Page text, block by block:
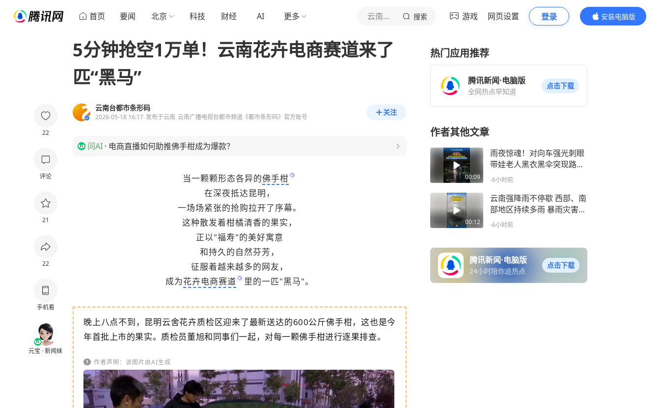
首页 要闻 北京 科技 财经 AI 更多 云南台都市条形码 搜索 游戏 网页设置 登录
安装电脑版
内容更精彩
22
评论
21
22
手机看
元宝 · 新闻妹
5分钟抢空1万单！云南花卉电商赛道来了
匹“黑马”
云南台都市条形码
2026-05-18 16:17 发布于云南 云南广播电视台都市频道《都市条形码》官方账号
关注
问AI · 电商直播如何助推佛手柑成为爆款？
当一颗颗形态各异的佛手柑
在深夜抵达昆明，
一场场紧张的抢购拉开了序幕。
这种散发着柑橘清香的果实，
正以"福寿"的美好寓意
和持久的自然芬芳，
征服着越来越多的网友，
成为花卉电商赛道 里的一匹"黑马"。
晚上八点不到，昆明云舍花卉质检区迎来了最新送达的600公斤佛手柑，这也是今
年首批上市的果实。质检员董旭和同事们一起，对每一颗佛手柑进行逐果排查。
作者声明：该图片由AI生成
热门应用推荐
腾讯新闻·电脑版
全网热点早知道
点击下载
作者其他文章
00:09
雨夜惊魂！对向车强光刺眼
带娃老人黑衣黑伞突现路中
司机：我就是这个雨夜最害
-6小时前
00:12
云南强降雨不停歇 西部、南
部地区持续多雨 暴雨灾害风
险高
-6小时前
腾讯新闻·电脑版
24小时陪你追热点
点击下载